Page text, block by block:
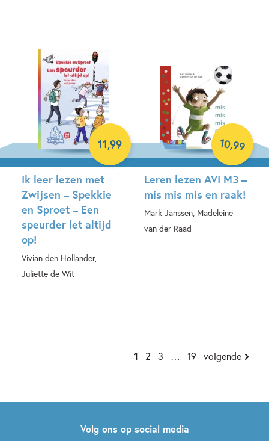
Ik leer lezen met
Zwijsen – Spekkie
en Sproet – Een
speurder let altijd
op!
Vivian den Hollander,
Juliette de Wit
11,99
Leren lezen AVI M3 –
mis mis mis en raak!
Mark Janssen, Madeleine
van der Raad
10,99
1 2 3 … 19 volgende
Volg ons op social media